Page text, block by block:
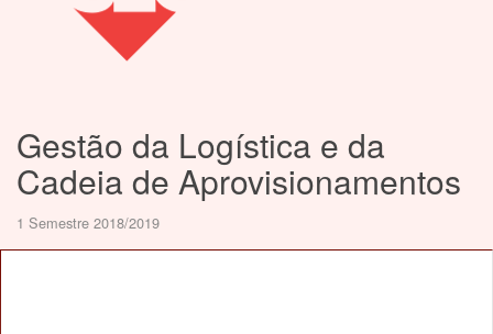
Gestão da Logística e da
Cadeia de Aprovisionamentos
1 Semestre 2018/2019